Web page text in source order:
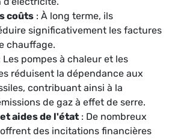
coûts : À long terme, ils
significativement les factures
chauffage.
Les pompes à chaleur et les
réduisent la dépendance aux
contribuant ainsi à la
de gaz à effet de serre.
aides de l'état : De nombreux
des incitations financières